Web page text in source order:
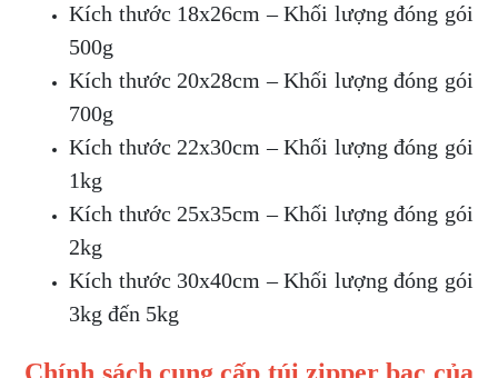
Kích thước 18x26cm – Khối lượng đóng gói
500g
Kích thước 20x28cm – Khối lượng đóng gói
700g
Kích thước 22x30cm – Khối lượng đóng gói
1kg
Kích thước 25x35cm – Khối lượng đóng gói
2kg
Kích thước 30x40cm – Khối lượng đóng gói
3kg đến 5kg